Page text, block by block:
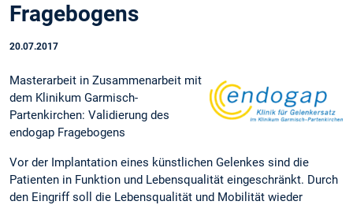
Fragebogens
20.07.2017
Masterarbeit in Zusammenarbeit mit
dem Klinikum Garmisch-
Partenkirchen: Validierung des
endogap Fragebogens
Vor der Implantation eines künstlichen Gelenkes sind die
Patienten in Funktion und Lebensqualität eingeschränkt. Durch
den Eingriff soll die Lebensqualität und Mobilität wieder